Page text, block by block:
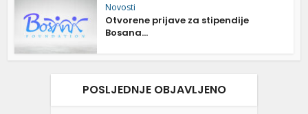
Novosti
Otvorene prijave za stipendije
Bosana...
POSLJEDNJE OBJAVLJENO